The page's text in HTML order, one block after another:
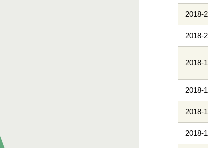
2018-
2018-
2018-
2018-
2018-
2018-